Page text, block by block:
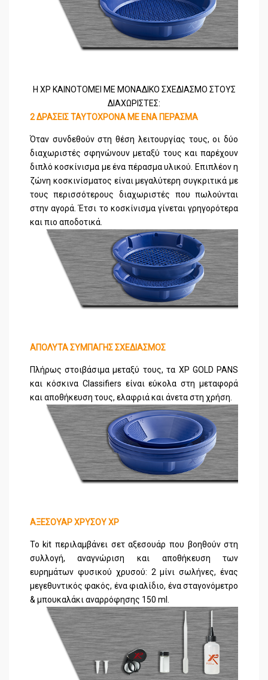
Η XP ΚΑΙΝΟΤΟΜΕΙ ΜΕ ΜΟΝΑΔΙΚΟ ΣΧΕΔΙΑΣΜΟ ΣΤΟΥΣ
ΔΙΑΧΩΡΙΣΤΕΣ:
2 ΔΡΑΣΕΙΣ ΤΑΥΤΟΧΡΟΝΑ ΜΕ ΕΝΑ ΠΕΡΑΣΜΑ
Όταν συνδεθούν στη θέση λειτουργίας τους, οι δύο
διαχωριστές σφηνώνουν μεταξύ τους και παρέχουν
διπλό κοσκίνισμα με ένα πέρασμα υλικού. Επιπλέον η
ζώνη κοσκινίσματος είναι μεγαλύτερη συγκριτικά με
τους περισσότερους διαχωριστές που πωλούνται
στην αγορά. Έτσι το κοσκίνισμα γίνεται γρηγορότερα
και πιο αποδοτικά.
ΑΠΟΛΥΤΑ ΣΥΜΠΑΓΗΣ ΣΧΕΔΙΑΣΜΟΣ
Πλήρως στοιβάσιμα μεταξύ τους, τα XP GOLD PANS
και κόσκινα Classifiers είναι εύκολα στη μεταφορά
και αποθήκευση τους, ελαφριά και άνετα στη χρήση.
ΑΞΕΣΟΥΑΡ ΧΡΥΣΟΥ XP
Το kit περιλαμβάνει σετ αξεσουάρ που βοηθούν στη
συλλογή, αναγνώριση και αποθήκευση των
ευρημάτων φυσικού χρυσού: 2 μίνι σωλήνες, ένας
μεγεθυντικός φακός, ένα φιαλίδιο, ένα σταγονόμετρο
& μπουκαλάκι αναρρόφησης 150 ml.